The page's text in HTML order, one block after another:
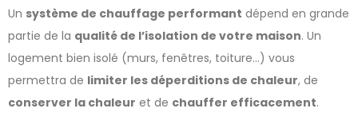
Un système de chauffage performant dépend en grande
partie de la qualité de l’isolation de votre maison. Un
logement bien isolé (murs, fenêtres, toiture…) vous
permettra de limiter les déperditions de chaleur, de
conserver la chaleur et de chauffer efficacement.